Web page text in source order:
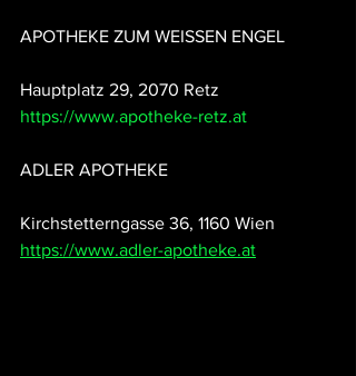
APOTHEKE ZUM WEISSEN ENGEL
Hauptplatz 29, 2070 Retz
https://www.apotheke-retz.at
ADLER APOTHEKE
Kirchstetterngasse 36, 1160 Wien
https://www.adler-apotheke.at